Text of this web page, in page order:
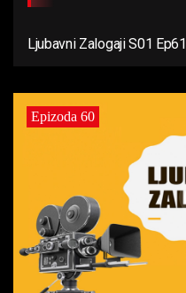
Ljubavni Zalogaji S01 Ep61
Epizoda 60